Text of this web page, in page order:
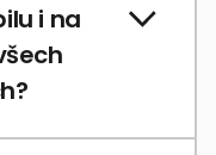
i na